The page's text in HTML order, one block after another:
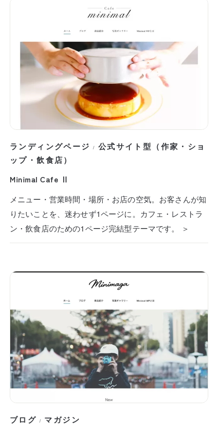
ランディングページ / 公式サイト型（作家・ショ
ップ・飲食店）
Minimal Cafe Ⅱ
メニュー・営業時間・場所・お店の空気。お客さんが知
りたいことを、迷わせず1ページに。カフェ・レストラ
ン・飲食店のための1ページ完結型テーマです。 ＞
ブログ / マガジン